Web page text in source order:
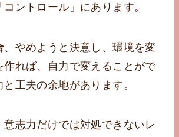
ントロール」にあります。
、やめようと決意し、環境を変
作れば、自力で変えることがで
工夫の余地があります。
意志力だけでは対処できないレ